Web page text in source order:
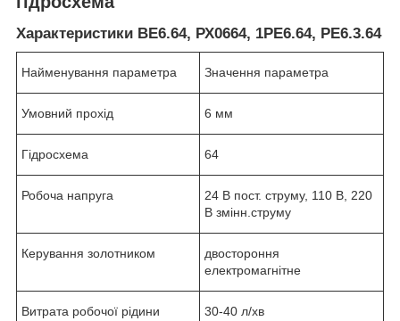
Характеристики ВЕ6.64, РХ0664, 1РЕ6.64, РЕ6.3.64
Найменування параметра Значення параметра
Умовний прохід 6 мм
Гідросхема 64
Робоча напруга
24 В пост. струму, 110 В, 220
В змінн.струму
Керування золотником
двостороння
електромагнітне
Витрата робочої рідини 30-40 л/хв